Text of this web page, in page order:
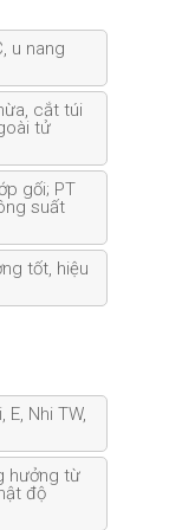
u nang
cắt túi
tử
gối; PT
suất
tốt, hiệu
Nhi TW,
hưởng từ
độ